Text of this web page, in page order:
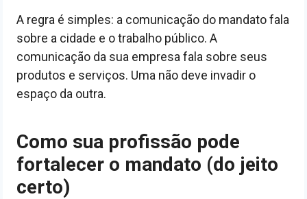
A regra é simples: a comunicação do mandato fala
sobre a cidade e o trabalho público. A
comunicação da sua empresa fala sobre seus
produtos e serviços. Uma não deve invadir o
espaço da outra.
Como sua profissão pode
fortalecer o mandato (do jeito
certo)